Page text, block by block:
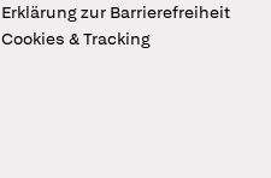
Erklärung zur Barrierefreiheit
Cookies & Tracking